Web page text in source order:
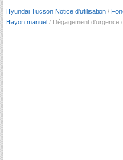
Hyundai Tucson Notice d'utilisation /
Hayon manuel / Dégagement d’urgence